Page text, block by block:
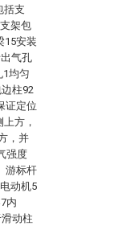
括支
架包
15安装
气孔
1均匀
柱92
证定位
方，
，并
强度
游标杆
动机5
内
动柱